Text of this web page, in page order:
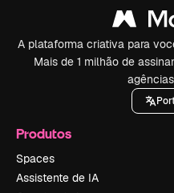
A plataforma criativa para
Mais de 1 milhão de
Produtos
Spaces
Assistente de IA